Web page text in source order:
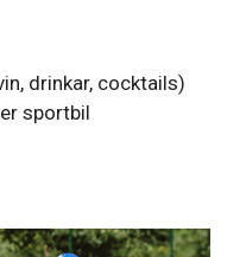
drinkar, cocktails)
sportbil